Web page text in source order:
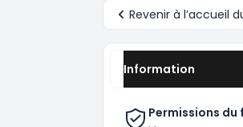
Revenir à l’accueil
Information
Permissions du